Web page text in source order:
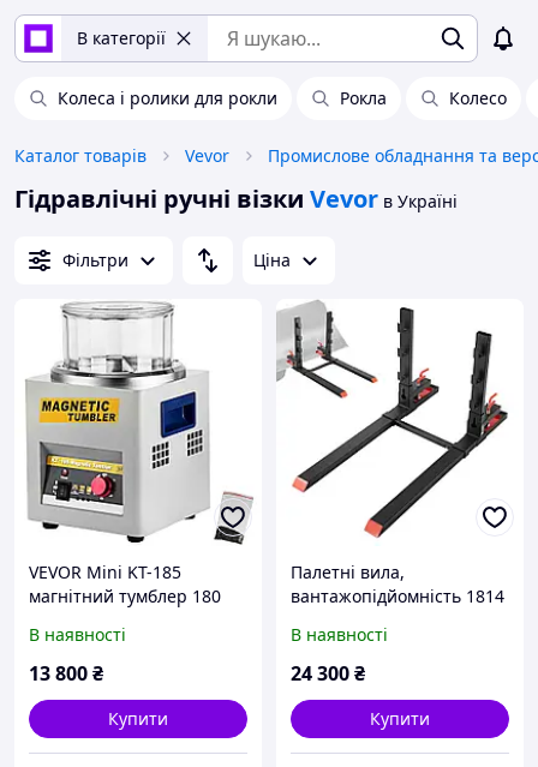
В категорії
Колеса і ролики для рокли Рокла Колесо
Каталог товарів Vevor
Гідравлічні ручні візки Vevor в Україні
Фільтри Ціна
VEVOR Mini KT-185
магнітний тумблер 180
полірувальна та фінішна
машина з функцією
швидкість
В наявності
13 800₴
Купити
Палетні вила,
вантажопідйомність 1814
кріпленням на затискачі,
загальна довжина 1490
Vevor
В наявності
24 300₴
Купити